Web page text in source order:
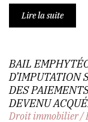
Lire la suite
BAIL
D’IMPUTATION
DES
DEVENU
Droit immobilier/